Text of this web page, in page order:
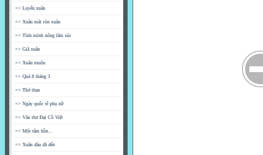
=> Luyến xuân
=> Xuân mãi còn xuân
=> Tình mình nông lâm súc
=> Giã xuân
=> Xuân muộn
=> Quà 8 tháng 3
=> Thở than
=> Ngày quốc tế phụ nữ
=> Văn thơ Đại Cồ Việt
=> Một tâm hồn...
=> Xuân đâu đã đến